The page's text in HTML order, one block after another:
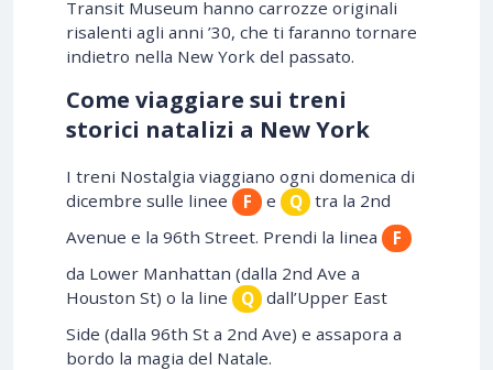
Transit Museum hanno carrozze originali
risalenti agli anni ’30, che ti faranno tornare
indietro nella New York del passato.
Come viaggiare sui treni
storici natalizi a New York
I treni Nostalgia viaggiano ogni domenica di
dicembre sulle linee
F e Q tra la 2nd
Avenue e la 96th Street. Prendi la linea
F
da Lower Manhattan (dalla 2nd Ave a
Houston St) o la line
Q dall’Upper East
Side (dalla 96th St a 2nd Ave) e assapora a
bordo la magia del Natale.